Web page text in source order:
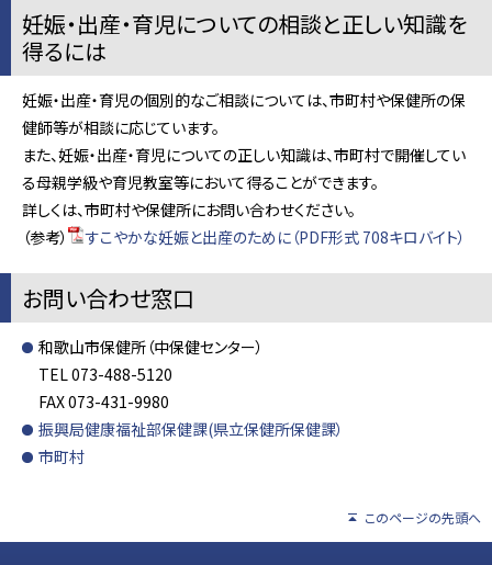
妊娠・出産・育児についての相談と正しい知識を
得るには
妊娠・出産・育児の個別的なご相談については、市町村や保健所の保
健師等が相談に応じています。
また、妊娠・出産・育児についての正しい知識は、市町村で開催してい
る母親学級や育児教室等において得ることができます。
詳しくは、市町村や保健所にお問い合わせください。
（参考）
すこやかな妊娠と出産のために（PDF形式 708キロバイト）
お問い合わせ窓口
和歌山市保健所（中保健センター）
TEL 073-488-5120
FAX 073-431-9980
振興局健康福祉部保健課(県立保健所保健課）
市町村
このページの先頭へ